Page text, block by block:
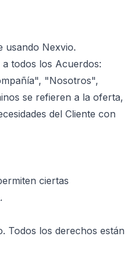
usando Nexvio.
todos los Acuerdos:
"Nosotros",
se refieren a la oferta,
del Cliente con
ciertas
Todos los derechos están